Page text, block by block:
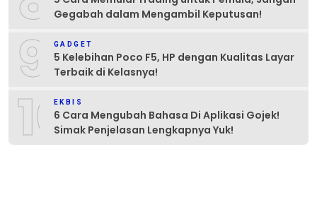
Gegabah dalam Mengambil Keputusan!
9 GADGET
5 Kelebihan Poco F5, HP dengan Kualitas Layar
Terbaik di Kelasnya!
10EKBIS
6 Cara Mengubah Bahasa Di Aplikasi Gojek!
Simak Penjelasan Lengkapnya Yuk!